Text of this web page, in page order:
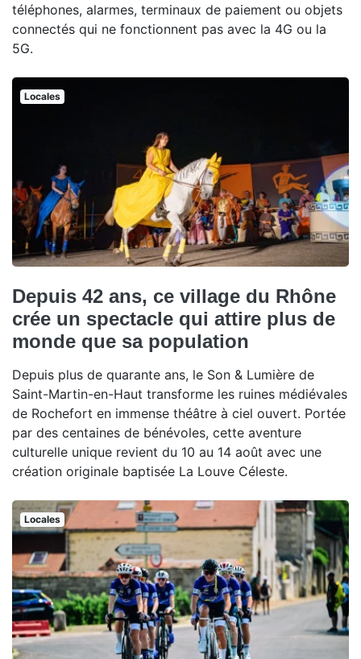
téléphones, alarmes, terminaux de paiement ou objets
connectés qui ne fonctionnent pas avec la 4G ou la
5G.
Locales
Depuis 42 ans, ce village du Rhône
crée un spectacle qui attire plus de
monde que sa population
Depuis plus de quarante ans, le Son & Lumière de
Saint-Martin-en-Haut transforme les ruines médiévales
de Rochefort en immense théâtre à ciel ouvert. Portée
par des centaines de bénévoles, cette aventure
culturelle unique revient du 10 au 14 août avec une
création originale baptisée La Louve Céleste.
Locales